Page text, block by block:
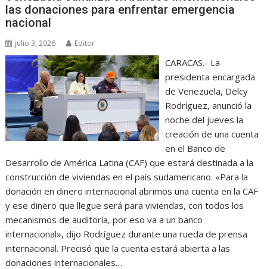
las donaciones para enfrentar emergencia
nacional
julio 3, 2026 Editor
CARACAS.- La
presidenta encargada
de Venezuela, Delcy
Rodríguez, anunció la
noche del jueves la
creación de una cuenta
en el Banco de
Desarrollo de América Latina (CAF) que estará destinada a la
construcción de viviendas en el país sudamericano. «Para la
donación en dinero internacional abrimos una cuenta en la CAF
y ese dinero que llegue será para viviendas, con todos los
mecanismos de auditoría, por eso va a un banco
internacional», dijo Rodríguez durante una rueda de prensa
internacional. Precisó que la cuenta estará abierta a las
donaciones internacionales…